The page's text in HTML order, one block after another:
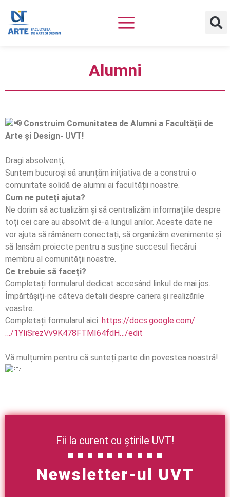
Alumni
Construim Comunitatea de Alumni a Facultății de
Arte și Design- UVT!
Dragi absolvenți,
Suntem bucuroși să anunțăm inițiativa de a construi o
comunitate solidă de alumni ai facultății noastre.
Cum ne puteți ajuta?
Ne dorim să actualizăm și să centralizăm informațiile despre
toți cei care au absolvit de-a lungul anilor. Aceste date ne
vor ajuta să rămânem conectați, să organizăm evenimente și
să lansăm proiecte pentru a susține succesul fiecărui
membru al comunității noastre.
Ce trebuie să faceți?
Completați formularul dedicat accesând linkul de mai jos.
Împărtășiți-ne câteva detalii despre cariera și realizările
voastre.
Completați formularul aici: https://docs.google.com/
…/1YIiSrezVv9K478FTMI64fdH…/edit
Vă mulțumim pentru că sunteți parte din povestea noastră!
Fii la curent cu știrile UVT!
Newsletter-ul UVT